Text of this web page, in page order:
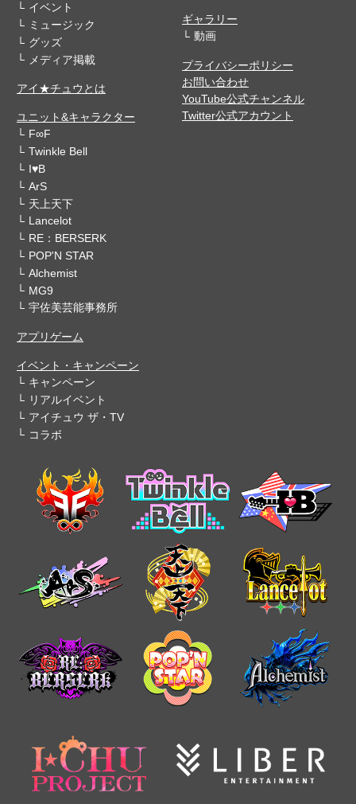
イベント
ミュージック
グッズ
メディア掲載
アイ★チュウとは
ユニット&キャラクター
F∞F
Twinkle Bell
I♥B
ArS
天上天下
Lancelot
RE：BERSERK
POP'N STAR
Alchemist
MG9
宇佐美芸能事務所
アプリゲーム
イベント・キャンペーン
キャンペーン
リアルイベント
アイチュウ ザ・TV
コラボ
ギャラリー
動画
プライバシーポリシー
お問い合わせ
YouTube公式チャンネル
Twitter公式アカウント